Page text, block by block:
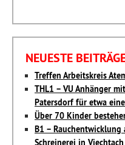
NEUESTE
Treffen Arbeitskreis
THL1 – VU Anhänger
Patersdorf für etwa
Über 70 Kinder
B1 –